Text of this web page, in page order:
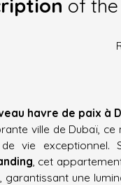
of
havre de paix à
ville de Dubaï, ce
vie exceptionnel.
, cet
garantissant une